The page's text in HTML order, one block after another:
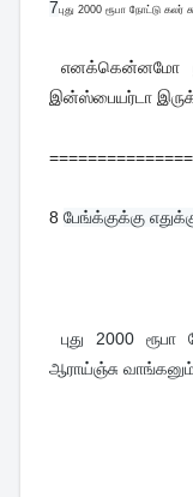
7புது 2000 ரூபா நோட்டு கலர்
எனக்கென்னமோ
இன்ஸ்பையர்டா
8 பேங்க்குக்கு
ஆராய்ஞ்சு